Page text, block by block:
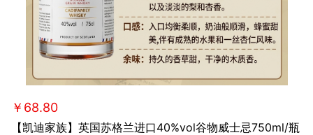
￥68.80
【凯迪家族】英国苏格兰进口40%vol谷物威士忌750ml/瓶